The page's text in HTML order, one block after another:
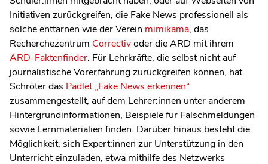
Initiativen zurückgreifen, die Fake News professionell als
solche enttarnen wie der Verein mimikama, das
Recherchezentrum Correctivoder die ARD mit ihrem
ARD-Faktenfinder. Für Lehrkräfte, die selbst nicht auf
journalistische Vorerfahrung zurückgreifen können, hat
Schröter das Padlet „Fake News erkennen“
zusammengestellt, auf dem Lehrer:innen unter anderem
Hintergrundinformationen, Beispiele für Falschmeldungen
sowie Lernmaterialien finden. Darüber hinaus besteht die
Möglichkeit, sich Expert:innen zur Unterstützung in den
Unterricht einzuladen, etwa mithilfe des Netzwerks